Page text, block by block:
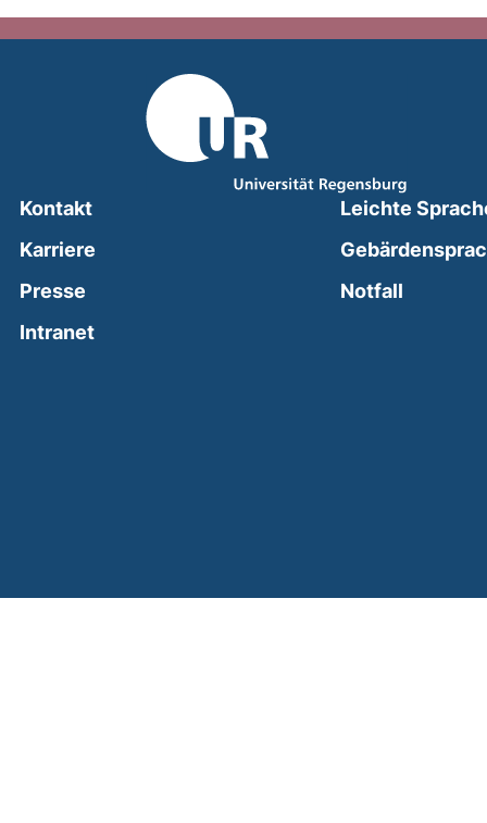
Kontakt
Karriere
Presse
Intranet(external link, opens in a new window)
Leichte
Notfall